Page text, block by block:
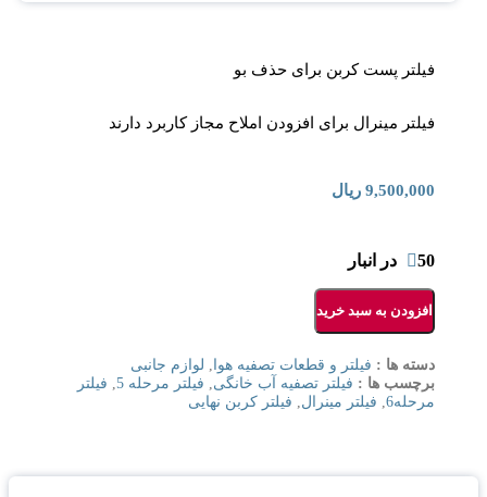
فیلتر پست کربن برای حذف بو
فیلتر مینرال برای افزودن املاح مجاز کاربرد دارند
9,500,000 ریال
50 در انبار
افزودن به سبد خرید
دسته ها : فیلتر و قطعات تصفیه هوا , لوازم جانبی
برچسب ها : فیلتر تصفیه آب خانگی, فیلتر مرحله 5 , فیلتر
مرحله6 , فیلتر مینرال, فیلتر کربن نهایی